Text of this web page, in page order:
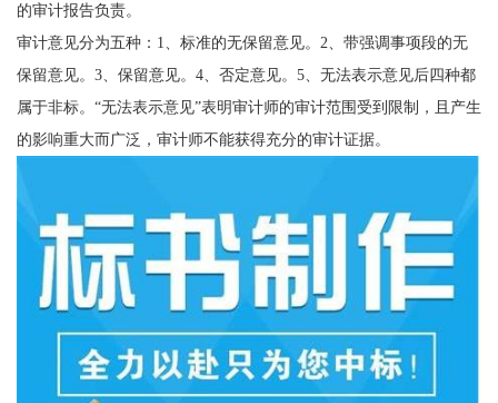
的审计报告负责。
审计意见分为五种：1、标准的无保留意见。2、带强调事项段的无
保留意见。3、保留意见。4、否定意见。5、无法表示意见后四种都
属于非标。“无法表示意见”表明审计师的审计范围受到限制，且产生
的影响重大而广泛，审计师不能获得充分的审计证据。